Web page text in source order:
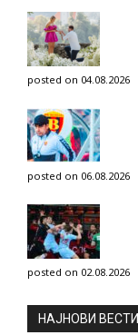
posted on 04.08.2026
posted on 06.08.2026
posted on 02.08.2026
НAЈНОВИ ВЕСТИ